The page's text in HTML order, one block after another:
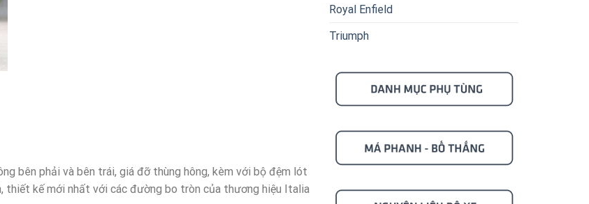
bên phải và bên trái, giá đỡ thùng hông, kèm với bộ đệm lót
thiết kế mới nhất với các đường bo tròn của thương hiệu Italia
Royal Enfield
Triumph